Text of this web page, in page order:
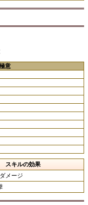
意
スキルの効果
メージ